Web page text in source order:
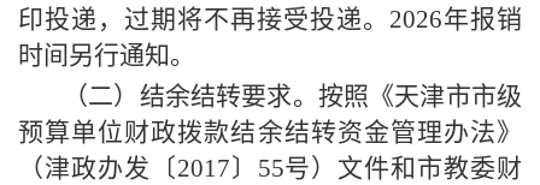
印投递，过期将不再接受投递。 2026年报销
时间另行通知。
（二）结余结转要求。按照《天津市市级
预算单位财政拨款结余结转资金管理办法》
（津政办发〔2017〕55号）文件和市教委财